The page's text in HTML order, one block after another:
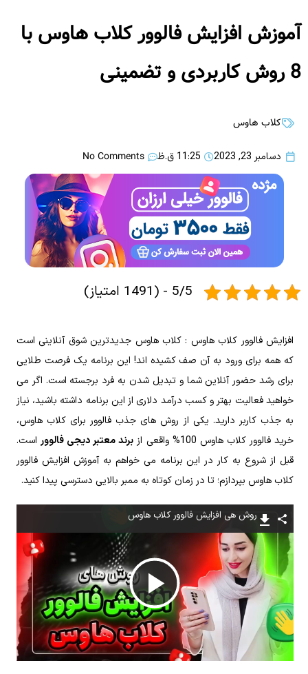
آموزش افزایش فالوور کلاب هاوس با
8 روش کاربردی و تضمینی
کلاب هاوس
دسامبر 23, 2023 11:25 ق.ظ No Comments
5/5 - (1491 امتیاز)
افزایش فالوور کلاب هاوس : کلاب هاوس جدیدترین شوق آنلاینی است
که همه برای ورود به آن صف کشیده اند! این برنامه یک فرصت طلایی
برای رشد حضور آنلاین شما و تبدیل شدن به فرد برجسته است. اگر می
خواهید فعالیت بهتر و کسب درآمد دلاری از این برنامه داشته باشید، نیاز
به جذب کاربر دارید. یکی از روش های جذب فالوور برای کلاب هاوس،
خرید فالوور کلاب هاوس 100% واقعی از
برند معتبر دیجی فالووراست.
قبل از شروع به کار در این برنامه می خواهم به آموزش افزایش فالوور
کلاب هاوس بپردازم؛ تا در زمان کوتاه به ممبر بالایی دسترسی پیدا کنید.
روش هی افزایش فالوور کلاب هاوس
پخش
ویدیو